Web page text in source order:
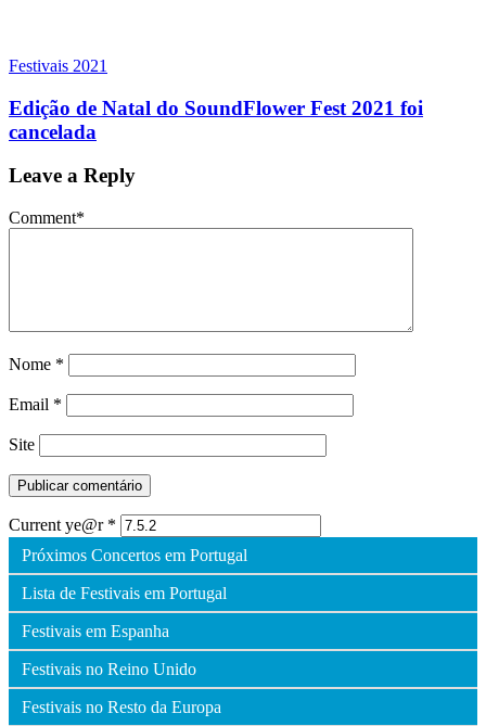
Festivais 2021
Edição de Natal do SoundFlower Fest 2021 foi
cancelada
Leave a Reply
Comment*
Nome *
Email *
Site
Current ye@r *
Próximos Concertos em Portugal
Lista de Festivais em Portugal
Festivais em Espanha
Festivais no Reino Unido
Festivais no Resto da Europa